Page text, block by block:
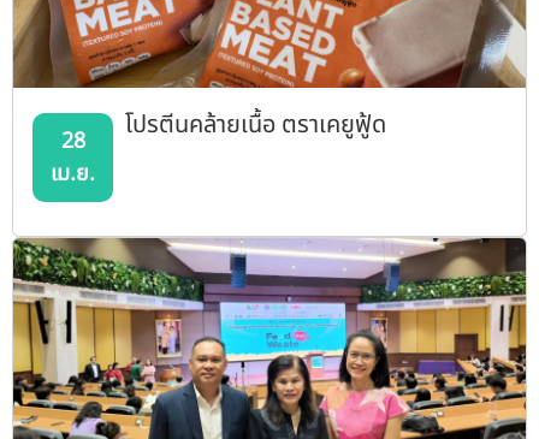
28
เม.ย.
โปรตีนคล้ายเนื้อ ตราเคยูฟู้ด